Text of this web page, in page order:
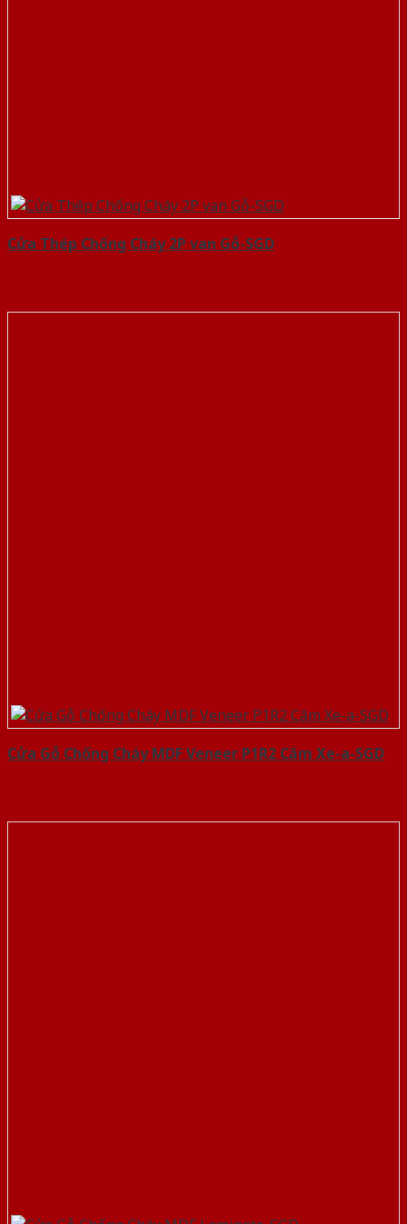
Cửa Thép Chống Cháy 2P van Gỗ-SGD
Cửa Gỗ Chống Cháy MDF Veneer P1R2 Căm Xe-a-SGD